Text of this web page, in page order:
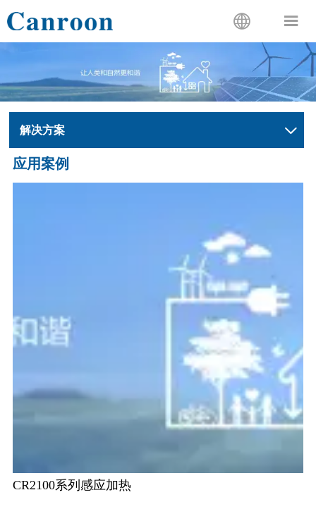
 
解决方案 
应用案例
CR2100系列感应加热